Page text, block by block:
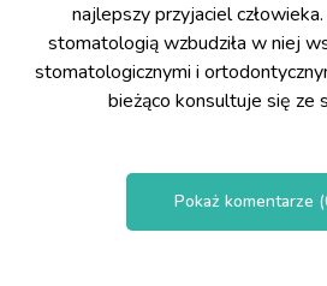
najlepszy przyjaciel
stomatologią wzbudziła w niej
stomatologicznymi i
bieżąco konsultuje się ze
Pokaż komentarze